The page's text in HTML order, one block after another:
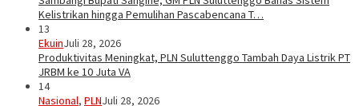
Kelistrikan hingga Pemulihan Pascabencana T…
13
EkuinJuli 28, 2026
Produktivitas Meningkat, PLN Suluttenggo Tambah Daya Listrik PT
JRBM ke 10 Juta VA
14
Nasional, PLNJuli 28, 2026